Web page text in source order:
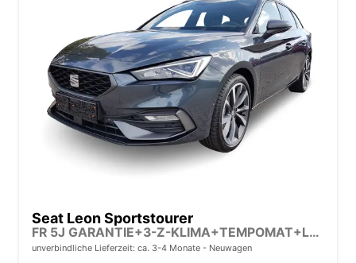
Seat Leon Sportstourer
FR 5J GARANTIE+3-Z-KLIMA+TEMPOMAT+LED+17" ALU+PDC
unverbindliche Lieferzeit: ca. 3-4 Monate Neuwagen